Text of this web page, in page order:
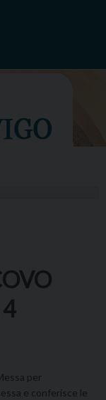
per
e conferisce le